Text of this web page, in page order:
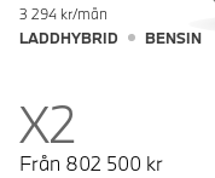
3 294 kr/mån
LADDHYBRID
BENSIN
X2
Från 802 500 kr